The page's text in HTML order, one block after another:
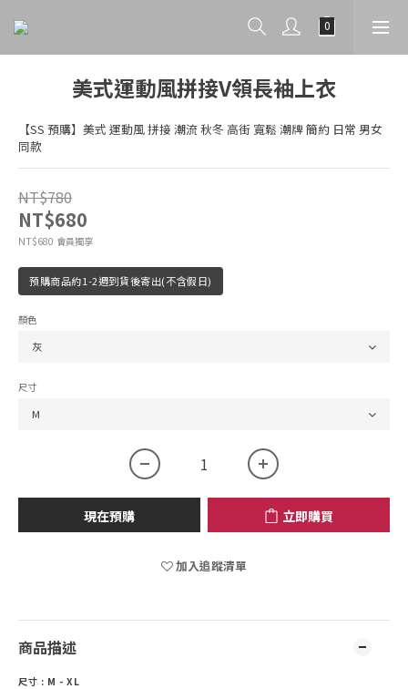
美式運動風拼接V領長袖上衣
【SS 預購】美式 運動風 拼接 潮流 秋冬 高街 寬鬆 潮牌 簡約 日常 男女
同款
NT$780
NT$680
NT$680 會員獨享
預購商品約1-2週到貨後寄出(不含假日)
顏色
尺寸
現在預購 立即購買
加入追蹤清單
商品描述
尺寸 : M - XL